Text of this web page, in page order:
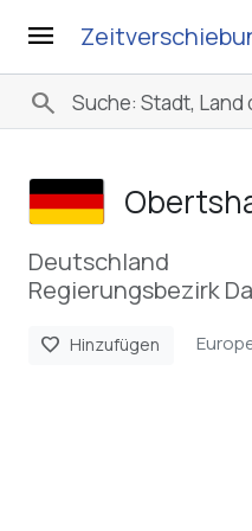
menu
search
Deutschland
Regierungsbezirk
favorite Hinzufügen